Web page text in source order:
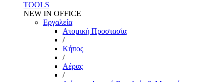
TOOLS
NEW IN OFFICE
Εργαλεία
Aτομική Προστασία
/
Kήπος
/
Αέρας
/